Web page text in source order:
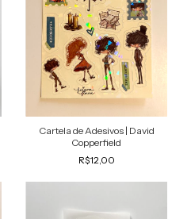
Cartela de Adesivos | David
Copperfield
R$12,00